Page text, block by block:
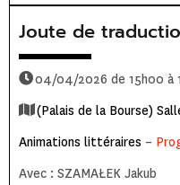
Arttu
Joute de
04/04/2026 de 15h00 à
(Palais de la Bourse)
Animations littéraires –
Avec : SZAMAŁEK Jakub